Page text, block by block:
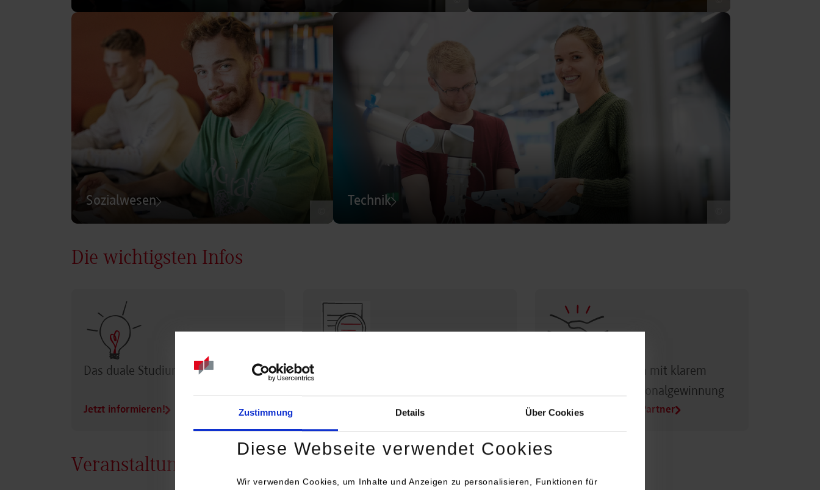
Zustimmung Details Über Cookies
Diese Webseite verwendet Cookies
Wir verwenden Cookies, um Inhalte und Anzeigen zu personalisieren, Funktionen für
Sozialwesen Technik
Die wichtigsten Infos
Das duale Studium im Überblick
Jetzt informieren! Profil der DHBW Stuttgart
Dualer Partner sein mit klarem
Vorteil bei der Personalgewinnung
Alle Infos für Duale Partner
Veranstaltungen